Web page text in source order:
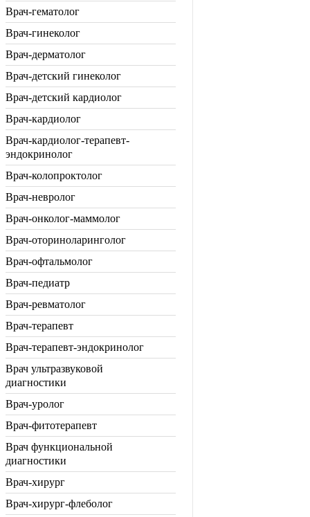
Врач-гематолог
Врач-гинеколог
Врач-дерматолог
Врач-детский гинеколог
Врач-детский кардиолог
Врач-кардиолог
Врач-кардиолог-терапевт-
эндокринолог
Врач-колопроктолог
Врач-невролог
Врач-онколог-маммолог
Врач-оториноларинголог
Врач-офтальмолог
Врач-педиатр
Врач-ревматолог
Врач-терапевт
Врач-терапевт-эндокринолог
Врач ультразвуковой
диагностики
Врач-уролог
Врач-фитотерапевт
Врач функциональной
диагностики
Врач-хирург
Врач-хирург-флеболог